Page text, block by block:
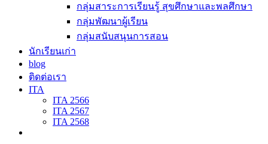
กลุ่มสาระการเรียนรู้ สุขศึกษาและพลศึกษา
กลุ่มพัฒนาผู้เรียน
กลุ่มสนับสนุนการสอน
นักเรียนเก่า
blog
ติดต่อเรา
ITA
ITA 2566
ITA 2567
ITA 2568